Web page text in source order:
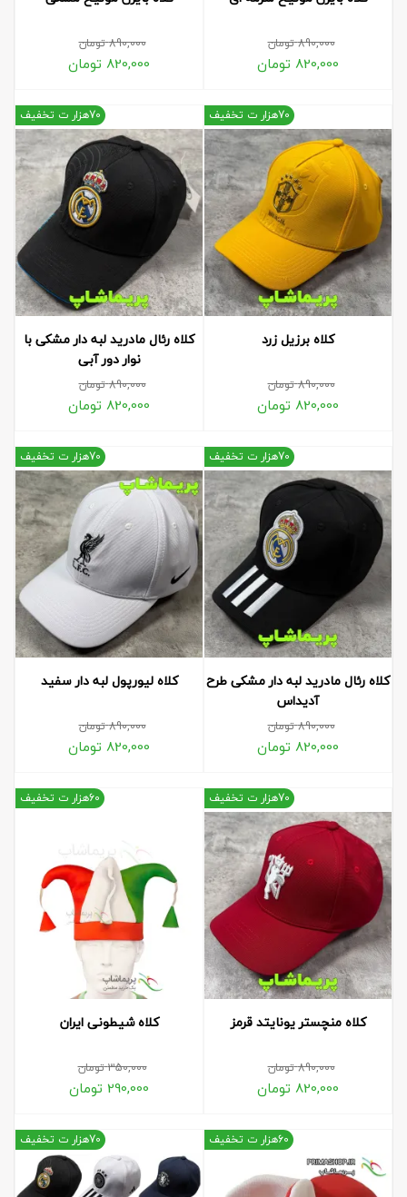
890,000تومان
820,000 تومان
890,000تومان
820,000 تومان
کلاه برزیل زرد
890,000تومان
820,000 تومان
70هزار ت تخفیف
کلاه رئال مادرید لبه دار مشکی با
نوار دور آبی
890,000تومان
820,000 تومان
70هزار ت تخفیف
کلاه رئال مادرید لبه دار مشکی طرح
آدیداس
890,000تومان
820,000 تومان
70هزار ت تخفیف
کلاه لیورپول لبه دار سفید
890,000تومان
820,000 تومان
70هزار ت تخفیف
کلاه منچستر یونایتد قرمز
890,000تومان
820,000 تومان
70هزار ت تخفیف
کلاه شیطونی ایران
350,000تومان
290,000 تومان
60هزار ت تخفیف
60هزار ت تخفیف 70هزار ت تخفیف